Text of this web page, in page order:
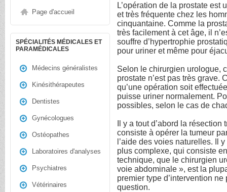
Page d'accueil
SPÉCIALITÉS MÉDICALES ET
PARAMÉDICALES
Médecins généralistes
Kinésithérapeutes
Dentistes
Gynécologues
Ostéopathes
Laboratoires d'analyses
Psychiatres
Vétérinaires
L’opération de la prostate
et très fréquente chez les
cinquantaine. Comme la
très facilement à cet âge, il
souffre d’hypertrophie
pour uriner et même pour
Selon le chirurgien urologue,
prostate n’est pas très grave.
qu’une opération soit
puisse uriner normalement.
possibles, selon le cas de
Il y a tout d’abord la
consiste à opérer la tumeur
l’aide des voies naturelles. Il
plus complexe, qui consiste
technique, que le chirurgien
voie abdominale », est la
premier type d’intervention
question.